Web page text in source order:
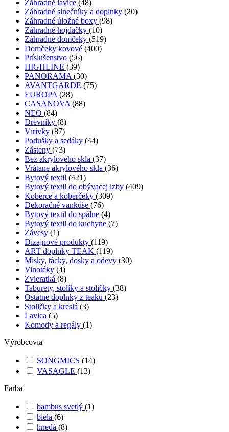
Záhradné lavice (48)
Záhradné slnečníky a doplnky (20)
Záhradné úložné boxy (98)
Záhradné hojdačky (10)
Záhradné domčeky (519)
Domčeky kovové (400)
Príslušenstvo (56)
HIGHLINE (39)
PANORAMA (30)
AVANTGARDE (75)
EUROPA (28)
CASANOVA (88)
NEO (84)
Drevníky (8)
Vírivky (87)
Podušky a sedáky (44)
Zásteny (73)
Bez akrylového skla (37)
Vrátane akrylového skla (36)
Bytový textil (421)
Bytový textil do obývacej izby (409)
Koberce a koberčeky (309)
Dekoračné vankúše (76)
Bytový textil do spálne (4)
Bytový textil do kuchyne (7)
Závesy (1)
Dizajnové produkty (119)
ART doplnky TEAK (119)
Misky, tácky, dosky a odevy (30)
Vinotéky (4)
Zvieratká (8)
Taburety, stolíky a stoličky (38)
Ostatné doplnky z teaku (23)
Stoličky a kreslá (3)
Lavica (5)
Komody a regály (1)
Výrobcovia
SONGMICS (14)
VASAGLE (13)
Farba
bambus svetlý (1)
biela (6)
hnedá (8)